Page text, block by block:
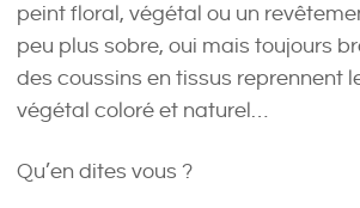
peint floral, végétal ou un
peu plus sobre, oui mais toujours
des coussins en tissus reprennent
végétal coloré et naturel…
Qu’en dites vous ?